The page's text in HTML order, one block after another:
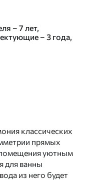
– 7 лет,
– 3 года,
классических
прямых
уютным
для ванны
из него будет